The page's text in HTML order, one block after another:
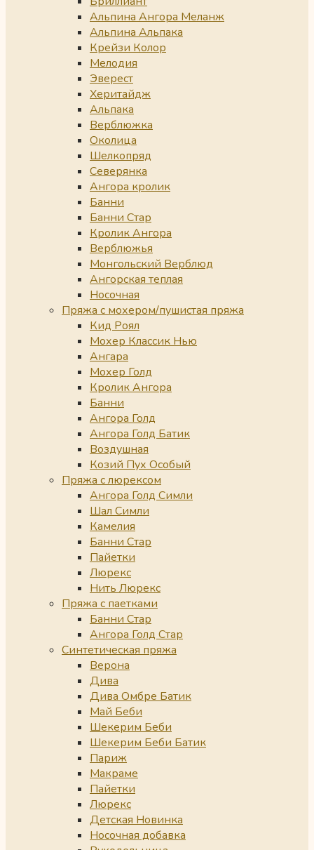
Альпина Ангора Меланж
Альпина Альпака
Крейзи Колор
Мелодия
Эверест
Херитайдж
Альпака
Верблюжка
Околица
Шелкопряд
Северянка
Ангора кролик
Банни
Банни Стар
Кролик Ангора
Верблюжья
Монгольский Верблюд
Ангорская теплая
Носочная
Пряжа с мохером/пушистая пряжа
Кид Роял
Мохер Классик Нью
Ангара
Мохер Голд
Кролик Ангора
Банни
Ангора Голд
Ангора Голд Батик
Воздушная
Козий Пух Особый
Пряжа с люрексом
Ангора Голд Симли
Шал Симли
Камелия
Банни Стар
Пайетки
Люрекс
Нить Люрекс
Пряжа с паетками
Банни Стар
Ангора Голд Стар
Синтетическая пряжа
Верона
Дива
Дива Омбре Батик
Май Беби
Шекерим Беби
Шекерим Беби Батик
Париж
Макраме
Пайетки
Люрекс
Детская Новинка
Носочная добавка